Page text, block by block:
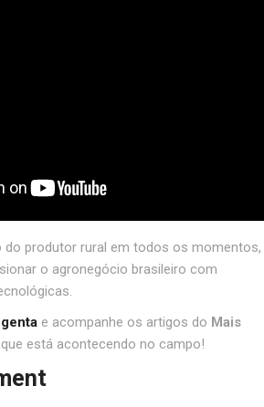
do produtor rural em todos os momentos,
o agronegócio brasileiro com
e acompanhe os artigos do Mais
está acontecendo no campo!